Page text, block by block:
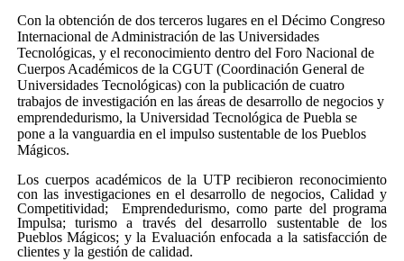
Con la obtención de dos terceros lugares en el Décimo Congreso
Internacional de Administración de las Universidades
Tecnológicas, y el reconocimiento dentro del Foro Nacional de
Cuerpos Académicos de la CGUT (Coordinación General de
Universidades Tecnológicas) con la publicación de cuatro
trabajos de investigación en las áreas de desarrollo de negocios y
emprendedurismo, la Universidad Tecnológica de Puebla se
pone a la vanguardia en el impulso sustentable de los Pueblos
Mágicos.
Los cuerpos académicos de la UTP recibieron reconocimiento
con las investigaciones en el desarrollo de negocios, Calidad y
Competitividad; Emprendedurismo, como parte del programa
Impulsa; turismo a través del desarrollo sustentable de los
Pueblos Mágicos; y la Evaluación enfocada a la satisfacción de
clientes y la gestión de calidad.